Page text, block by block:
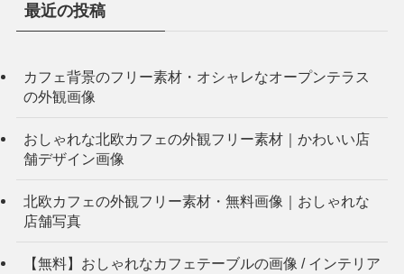
最近の投稿
カフェ背景のフリー素材・オシャレなオープンテラス
の外観画像
おしゃれな北欧カフェの外観フリー素材｜かわいい店
舗デザイン画像
北欧カフェの外観フリー素材・無料画像｜おしゃれな
店舗写真
【無料】おしゃれなカフェテーブルの画像 / インテリア